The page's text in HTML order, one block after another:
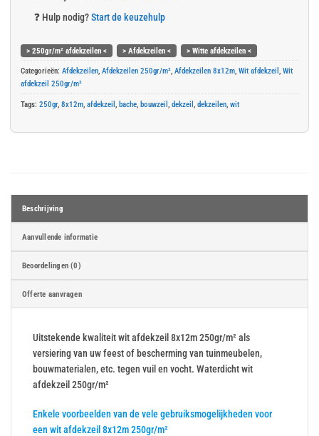
❓ Hulp nodig? Start de keuzehulp
> 250gr/m² afdekzeilen < > Afdekzeilen <
> Witte afdekzeilen <
Categorieën: Afdekzeilen, Afdekzeilen 250gr/m², Afdekzeilen 8x12m, Wit afdekzeil , Wit
afdekzeil 250gr/m²
Tags: 250gr, 8x12m, afdekzeil , bache, bouwzeil , dekzeil , dekzeilen, wit
Beschrijving
Aanvullende informatie
Beoordelingen (0)
Offerte aanvragen
Uitstekende kwaliteit wit afdekzeil 8x12m 250gr/m² als
versiering van uw feest of bescherming van tuinmeubelen,
bouwmaterialen, etc. tegen vuil en vocht. Waterdicht wit
afdekzeil 250gr/m²
Enkele voorbeelden van de vele gebruiksmogelijkheden voor
een wit afdekzeil 8x12m 250gr/m²